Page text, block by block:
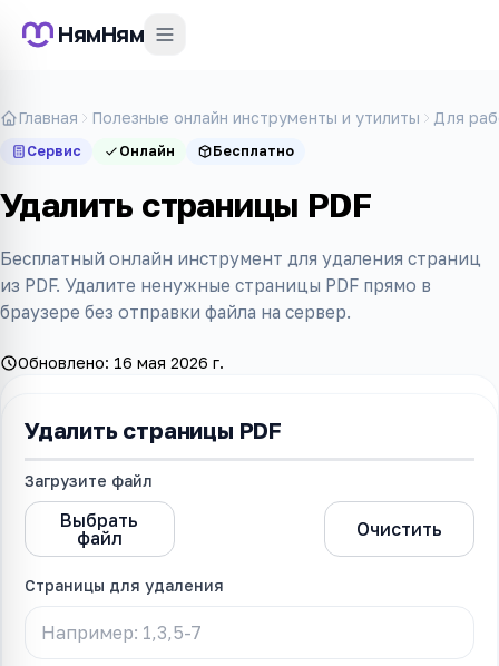
НямНям
Главная Полезные онлайн инструменты и утилиты Для
Сервис Онлайн Бесплатно
Удалить страницы PDF
Бесплатный онлайн инструмент для удаления страниц
из PDF. Удалите ненужные страницы PDF прямо в
браузере без отправки файла на сервер.
Обновлено: 16 мая 2026 г.
Удалить страницы PDF
Загрузите файл
Выбрать
файл
Очистить
Страницы для удаления